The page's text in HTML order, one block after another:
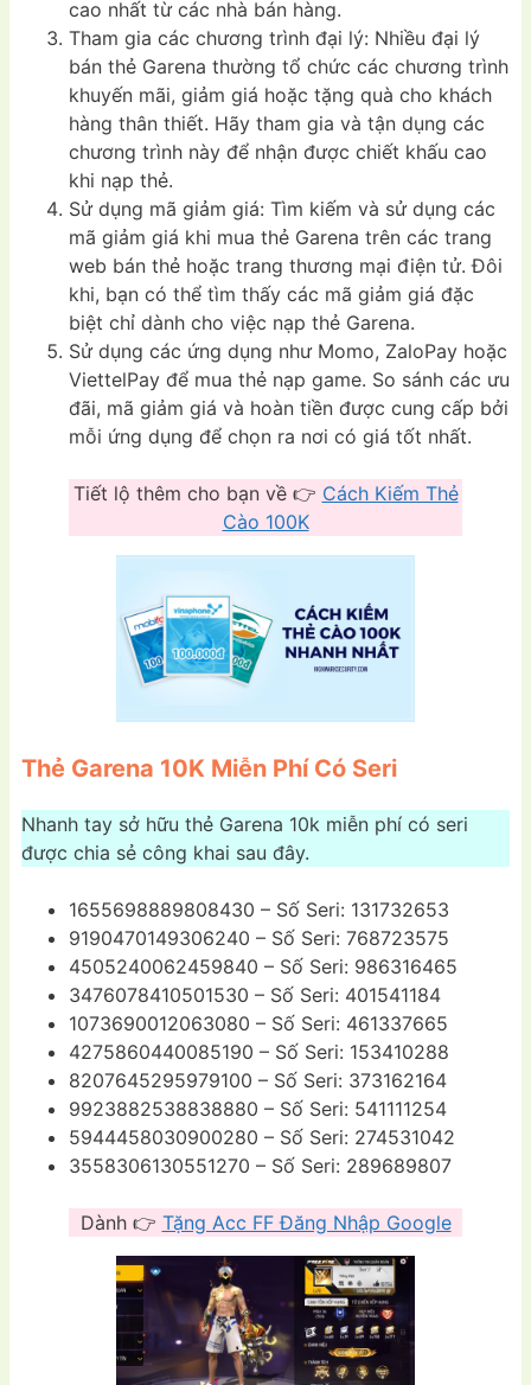
cao nhất từ các nhà bán hàng.
Tham gia các chương trình đại lý: Nhiều đại lý
bán thẻ Garena thường tổ chức các chương trình
khuyến mãi, giảm giá hoặc tặng quà cho khách
hàng thân thiết. Hãy tham gia và tận dụng các
chương trình này để nhận được chiết khấu cao
khi nạp thẻ.
Sử dụng mã giảm giá: Tìm kiếm và sử dụng các
mã giảm giá khi mua thẻ Garena trên các trang
web bán thẻ hoặc trang thương mại điện tử. Đôi
khi, bạn có thể tìm thấy các mã giảm giá đặc
biệt chỉ dành cho việc nạp thẻ Garena.
Sử dụng các ứng dụng như Momo, ZaloPay hoặc
ViettelPay để mua thẻ nạp game. So sánh các ưu
đãi, mã giảm giá và hoàn tiền được cung cấp bởi
mỗi ứng dụng để chọn ra nơi có giá tốt nhất.
Tiết lộ thêm cho bạn về 👉 Cách Kiếm Thẻ
Cào 100K
Thẻ Garena 10K Miễn Phí Có Seri
Nhanh tay sở hữu thẻ Garena 10k miễn phí có seri
được chia sẻ công khai sau đây.
1655698889808430 – Số Seri: 131732653
9190470149306240 – Số Seri: 768723575
4505240062459840 – Số Seri: 986316465
3476078410501530 – Số Seri: 401541184
1073690012063080 – Số Seri: 461337665
4275860440085190 – Số Seri: 153410288
8207645295979100 – Số Seri: 373162164
9923882538838880 – Số Seri: 541111254
5944458030900280 – Số Seri: 274531042
3558306130551270 – Số Seri: 289689807
Dành 👉 Tặng Acc FF Đăng Nhập Google